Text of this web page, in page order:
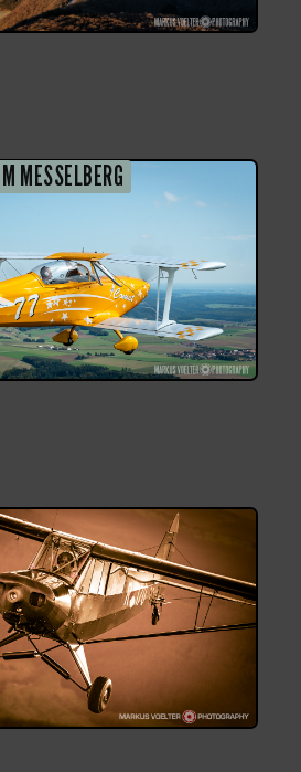
MESSELBERG